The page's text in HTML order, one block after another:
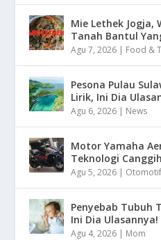
Mie Lethek Jogja,
Tanah Bantul
Agu 7, 2026 | Food &
Pesona Pulau
Lirik, Ini Dia
Agu 6, 2026 | News
Motor Yamaha
Teknologi Canggih
Agu 5, 2026 | Otomotif
Penyebab Tubuh
Ini Dia Ulasannya!
Agu 4, 2026 | Mom